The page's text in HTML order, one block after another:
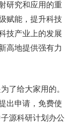
研究和应用的重
赋能，提升科技
技产业上的发展
高地提供强有力
了给大家用的。
出申请，免费使
源科研计划办公